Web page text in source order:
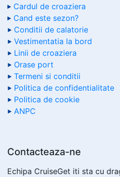
Cardul de croaziera
Cand este sezon?
Conditii de calatorie
Vestimentatia la bord
Linii de croaziera
Orase port
Termeni si conditii
Politica de confidentialitate
Politica de cookie
ANPC
Contacteaza-ne
Echipa CruiseGet iti sta cu